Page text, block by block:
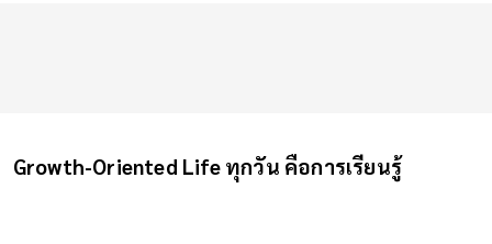
Growth-Oriented Life ทุกวัน คือการเรียนรู้